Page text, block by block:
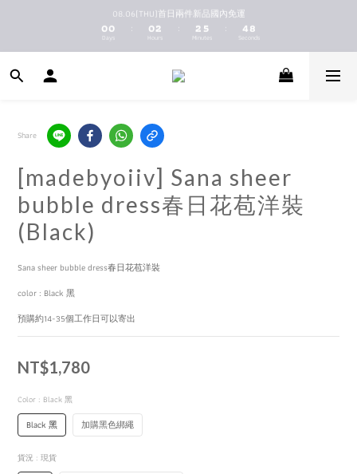
新馬港澳順豐到付配送
08.06(THU)首日兩件新品國內免運
0
1
0
Days
:
1
0
3
2
0
Hours
:
3
2
0
6
5
4
3
Minutes
:
5
4
2
8
6
Seconds
新馬港澳順豐到付配送
Share
[madebyoiiv] Sana sheer
bubble dress春日花苞洋裝
(Black)
Sana sheer bubble dress春日花苞洋裝
color : Black 黑
預購約14-35個工作日可以寄出
NT$1,780
Color : Black 黑
Black 黑 加購黑色綁繩
貨況 : 現貨